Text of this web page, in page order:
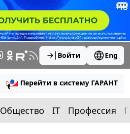
Войти Eng
Перейти в систему ГАРАНТ
Общество IT Профессия